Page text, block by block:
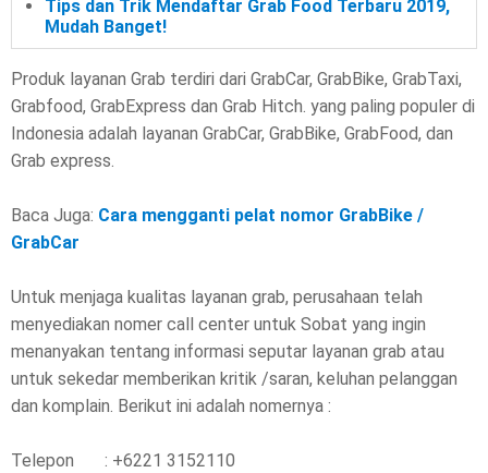
Tips dan Trik Mendaftar Grab Food Terbaru 2019,
Mudah Banget!
Produk layanan Grab terdiri dari GrabCar, GrabBike, GrabTaxi,
Grabfood, GrabExpress dan Grab Hitch. yang paling populer di
Indonesia adalah layanan GrabCar, GrabBike, GrabFood, dan
Grab express.
Baca Juga: Cara mengganti pelat nomor GrabBike /
GrabCar
Untuk menjaga kualitas layanan grab, perusahaan telah
menyediakan nomer call center untuk Sobat yang ingin
menanyakan tentang informasi seputar layanan grab atau
untuk sekedar memberikan kritik /saran, keluhan pelanggan
dan komplain. Berikut ini adalah nomernya :
Telepon : +6221 3152110